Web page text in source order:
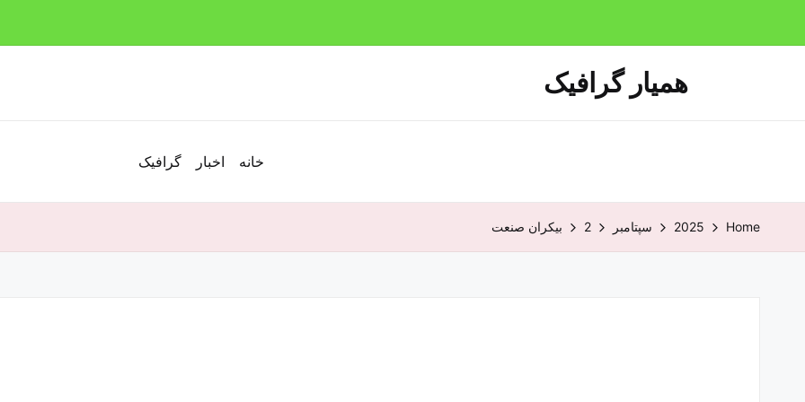
همیار گرافیک
خانه اخبار گرافیک
Home
2025 سپتامبر 2 بیکران صنعت